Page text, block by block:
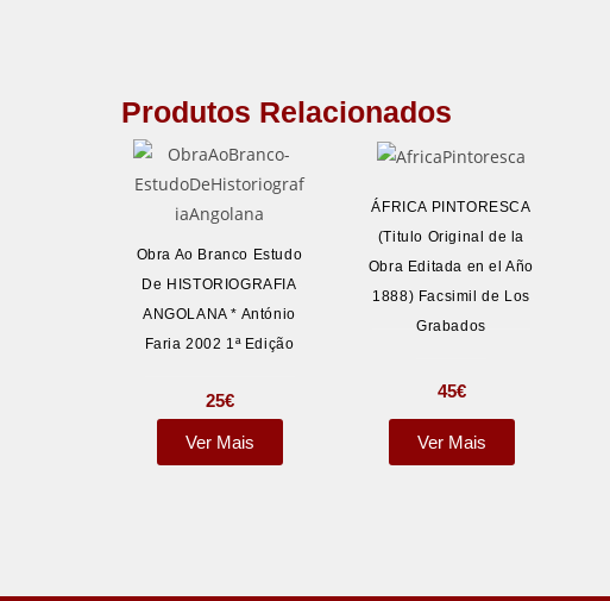
Produtos Relacionados
Obra Ao Branco Estudo
De HISTORIOGRAFIA
ANGOLANA * António
Faria 2002 1ª Edição
25€
Ver Mais
ÁFRICA PINTORESCA
(Titulo Original de la
Obra Editada en el Año
1888) Facsimil de Los
Grabados
45€
Ver Mais